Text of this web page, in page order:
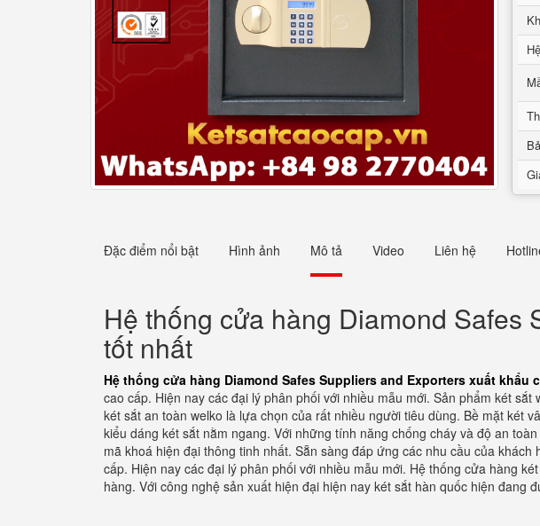
Đặc điểm nổi bật Hình ảnh Mô tả Video Liên hệ
Hệ thống cửa hàng Diamond Safes
tốt nhất
Hệ thống cửa hàng Diamond Safes Suppliers and Exporters xuất khẩu
cao cấp. Hiện nay các đại lý phân phối với nhiều mẫu mới. Sản phẩm két
két sắt an toàn welko là lựa chọn của rất nhiều người tiêu dùng. Bề mặt két
kiểu dáng két sắt nằm ngang. Với những tính năng chống cháy và độ an
mã khoá hiện đại thông tinh nhất. Sẵn sàng đáp ứng các nhu cầu của
cấp. Hiện nay các đại lý phân phối với nhiều mẫu mới. Hệ thống cửa hàng
hàng. Với công nghệ sản xuất hiện đại hiện nay két sắt hàn quốc hiện